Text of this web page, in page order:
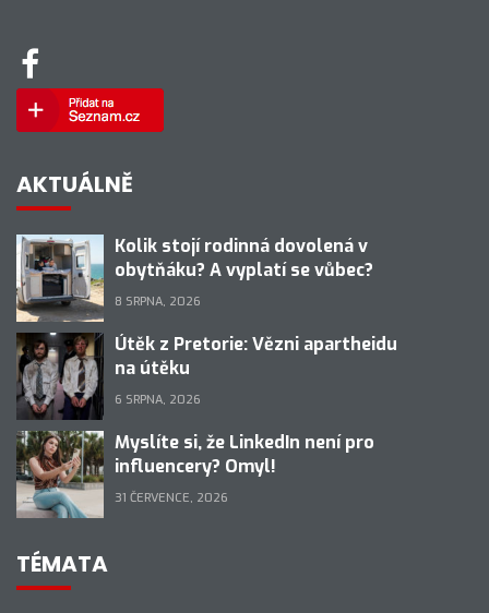
AKTUÁLNĚ
Kolik stojí rodinná dovolená v
obytňáku? A vyplatí se vůbec?
8 SRPNA, 2026
Útěk z Pretorie: Vězni apartheidu
na útěku
6 SRPNA, 2026
Myslíte si, že LinkedIn není pro
influencery? Omyl!
31 ČERVENCE, 2026
TÉMATA